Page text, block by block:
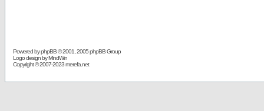
Powered byphpBB© 2001, 2005 phpBB Group
Logo design by MindWin
Copyright © 2007-2023 merefa.net